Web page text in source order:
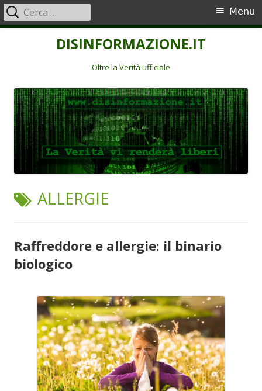
DISINFORMAZIONE.IT
Oltre la Verità ufficiale
Menu
principale
Menu
Ricerca
per:
TAG:
ALLERGIE
Raffreddore e allergie: il binario
biologico